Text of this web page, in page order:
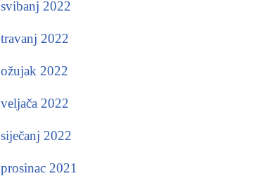
svibanj 2022
travanj 2022
ožujak 2022
veljača 2022
siječanj 2022
prosinac 2021